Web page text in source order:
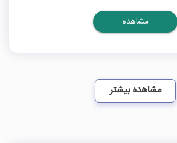
مشاهده
مشاهده بیشتر